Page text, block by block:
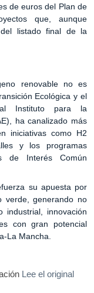
de euros del Plan de
que, aunque
del listado final de la
renovable no es
Ecológica y el
al Instituto para la
ha canalizado más
iniciativas como H2
y los programas
de Interés Común
su apuesta por
verde, generando no
industrial, innovación
con gran potencial
La Mancha.
Lee el original